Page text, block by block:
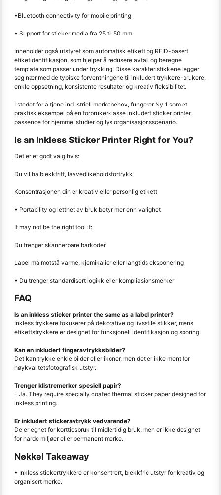
•Bluetooth connectivity for mobile printing
• Support for sticker media fra 25 til 50 mm
Inneholder også utstyret som automatisk etikett og RFID-basert
etiketidentifikasjon, som hjelper å redusere avfall og beregne
template som passer under trykking. Disse karakteristikkene legger
seg nær med de typiske forventningene til inkludert trykkere-brukere,
enkle oppsetning, konsistente resultater og kreativ fleksibilitet.
I stedet for å tjene industriell merkebehov, fungerer Ny 1 som et
praktisk eksempel på en forbrukerklasse inkludert sticker printer,
passende for hjemme, studier og lys organisasjonsscenario.
Is an Inkless Sticker Printer Right for You?
Det er et godt valg hvis:
Du vil ha blekkfritt, lavvedlikeholdsfortrykk
Konsentrasjonen din er kreativ eller personlig etikett
• Portability og letthet av bruk betyr mer enn varighet
It may not be the right tool if:
Du trenger skannerbare barkoder
Label må motstå varme, kjemikalier eller langtids eksponering
• Du trenger standardisert logikk eller kompliasjonsmerker
FAQ
Is an inkless sticker printer the same as a label printer?
Inkless trykkere fokuserer på dekorative og livsstile stikker, mens
etikettstrykkere er designet for funksjonell identifikasjon og sporing.
Kan en inkludert fingeravtrykksbilder?
Det kan trykke enkle bilder eller ikoner, men det er ikke ment for
høykvalitetsfotografisk utstyr.
Trenger klistremerker spesiell papir?
- Ja. They require specially coated thermal sticker paper designed for
inkless printing.
Er inkludert stickeravtrykk vedvarende?
De er egnet for korttidsbruk til midlertidig bruk, men er ikke designet
for harde miljøer eller permanent merke.
Nøkkel Takeaway
• Inkless stickertrykkere er konsentrert, blekkfrie utstyr for kreativ og
organisert merke.